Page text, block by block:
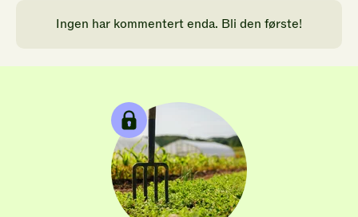
Ingen har kommentert enda. Bli den første!